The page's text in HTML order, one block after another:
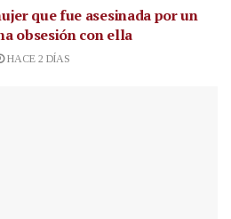
que fue asesinada por un
obsesión con ella
HACE 2 DÍAS